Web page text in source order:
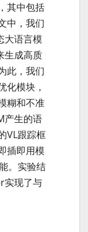
其中包括
中，我们
大语言模
生成高质
此，我们
化模块，
糊和不准
产生的语
VL跟踪框
插即用模
。实验结
实现了与